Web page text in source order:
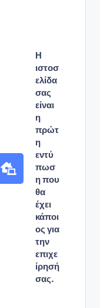
Η
ιστοσ
ελίδα
σας
είναι
η
πρώτ
η
εντύ
πωσ
η που
θα
έχει
κάποι
ος για
την
επιχε
ίρησή
σας.